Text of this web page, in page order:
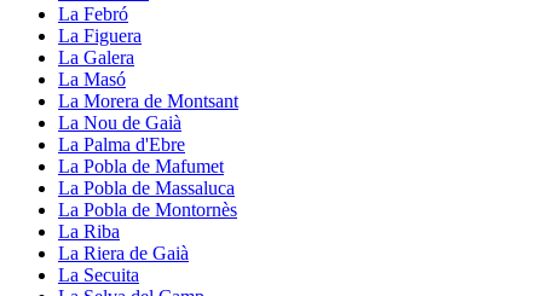
La Febró
La Figuera
La Galera
La Masó
La Morera de Montsant
La Nou de Gaià
La Palma d'Ebre
La Pobla de Mafumet
La Pobla de Massaluca
La Pobla de Montornès
La Riba
La Riera de Gaià
La Secuita